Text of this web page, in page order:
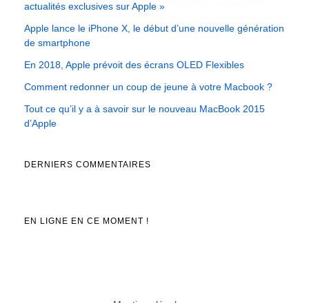
actualités exclusives sur Apple »
Apple lance le iPhone X, le début d’une nouvelle génération
de smartphone
En 2018, Apple prévoit des écrans OLED Flexibles
Comment redonner un coup de jeune à votre Macbook ?
Tout ce qu’il y a à savoir sur le nouveau MacBook 2015
d’Apple
DERNIERS COMMENTAIRES
EN LIGNE EN CE MOMENT !